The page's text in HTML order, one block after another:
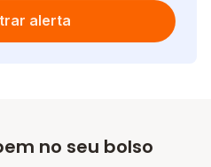
alerta
no seu bolso